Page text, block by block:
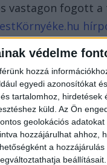
védelme
hozzá
egyedi azonosítókat
tartalomhoz, hirdetések
küld. Az Ön
geolokációs
hozzájárulhat ahhoz,
a
beállításait.
vastagon fogott a
is többen